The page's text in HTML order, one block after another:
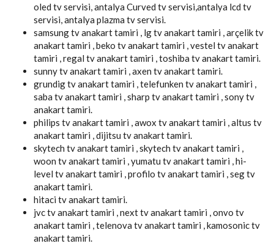
oled tv servisi, antalya Curved tv servisi,antalya lcd tv
servisi, antalya plazma tv servisi.
samsung tv anakart tamiri , lg tv anakart tamiri , arçelik tv
anakart tamiri , beko tv anakart tamiri , vestel tv anakart
tamiri , regal tv anakart tamiri , toshiba tv anakart tamiri.
sunny tv anakart tamiri , axen tv anakart tamiri.
grundig tv anakart tamiri , telefunken tv anakart tamiri ,
saba tv anakart tamiri , sharp tv anakart tamiri , sony tv
anakart tamiri.
philips tv anakart tamiri , awox tv anakart tamiri , altus tv
anakart tamiri , dijitsu tv anakart tamiri.
skytech tv anakart tamiri , skytech tv anakart tamiri ,
woon tv anakart tamiri , yumatu tv anakart tamiri , hi-
level tv anakart tamiri , profilo tv anakart tamiri , seg tv
anakart tamiri.
hitaci tv anakart tamiri.
jvc tv anakart tamiri , next tv anakart tamiri , onvo tv
anakart tamiri , telenova tv anakart tamiri , kamosonic tv
anakart tamiri.